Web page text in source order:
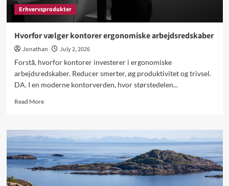
Erhvervsprodukter
Hvorfor vælger kontorer ergonomiske arbejdsredskaber
Jonathan
July 2, 2026
Forstå, hvorfor kontorer investerer i ergonomiske
arbejdsredskaber. Reducer smerter, øg produktivitet og trivsel.
DA. I en moderne kontorverden, hvor størstedelen...
Read MoreRead
Hvorfor
vælger
kontorer
ergonomiske
arbejdsredskaber